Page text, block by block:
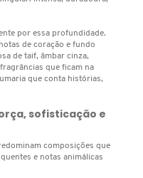
por essa profundidade.
de coração e fundo
de taif, âmbar cinza,
que ficam na
que conta histórias,
sofisticação e
composições que
e notas animálicas